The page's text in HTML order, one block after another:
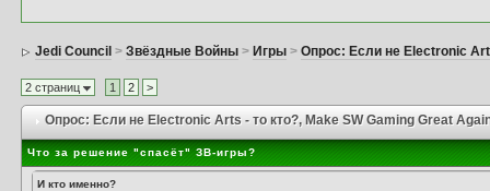
Jedi Council >Звёздные Войны > Игры >Опрос: Если не Electronic
2 страниц 1 2 >
Опрос: Если не Electronic Arts - то кто?, Make SW Gaming Great
Что за решение "спасёт" ЗВ-игры?
И кто именно?